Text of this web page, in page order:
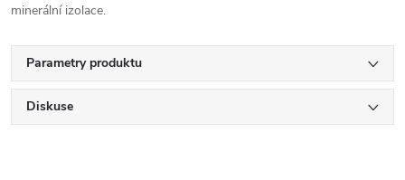
minerální izolace.
Parametry produktu
Diskuse